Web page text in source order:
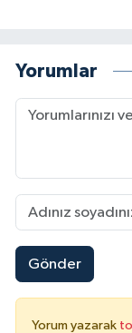
Yorumlar
Gönder
Yorum yazarak